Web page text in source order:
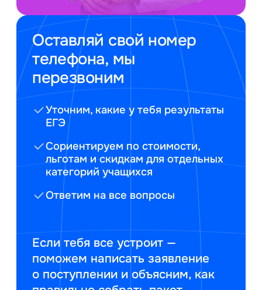
Оставляй свой номер
телефона, мы
перезвоним
Уточним, какие у тебя результаты
ЕГЭ
Сориентируем по стоимости,
льготам и скидкам для отдельных
категорий учащихся
Ответим на все вопросы
Если тебя все устроит —
поможем написать заявление
о поступлении и объясним, как